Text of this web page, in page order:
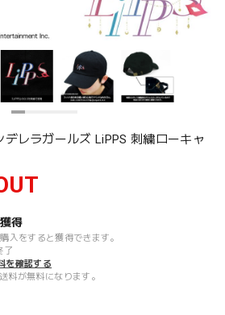
レラガールズ LiPPS 刺繍ローキャ
獲得
入をすると獲得できます。
了
を確認する
料が無料になります。